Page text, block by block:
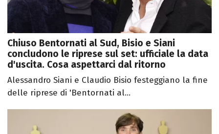
Chiuso Bentornati al Sud, Bisio e Siani
concludono le riprese sul set: ufficiale la data
d'uscita. Cosa aspettarci dal ritorno
Alessandro Siani e Claudio Bisio festeggiano la fine
delle riprese di 'Bentornati al...